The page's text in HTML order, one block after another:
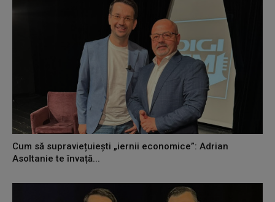
Cum să supraviețuiești „iernii economice”: Adrian
Asoltanie te învață...